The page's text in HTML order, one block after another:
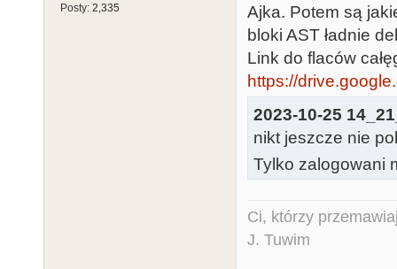
Posty: 2,335
Ajka. Potem są
bloki AST ładnie
Link do flaców
https://
2023-10-25
nikt jeszcze nie
Tylko zalogowani
Ci, którzy
J. Tuwim